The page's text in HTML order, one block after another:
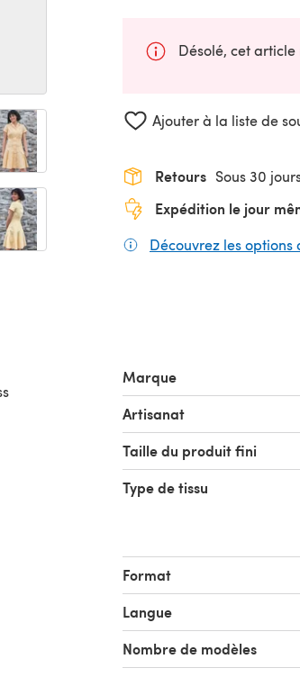
Désolé, cet
Ajouter à la liste de
Retours Sous 30
Expédition le jour
Découvrez les options
Marque
Artisanat
Taille du produit fini
Type de tissu
Format
Langue
Nombre de modèles